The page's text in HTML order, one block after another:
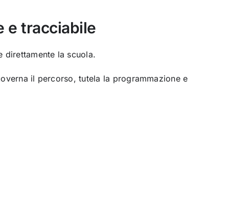
e tracciabile
direttamente la scuola.
il percorso, tutela la programmazione e